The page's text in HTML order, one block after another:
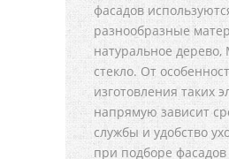
фасадов
разнообразные
натуральное
стекло. От
изготовления таких
напрямую зависит
службы и удобство
при подборе фасадов